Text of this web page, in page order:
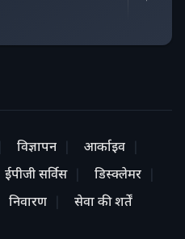
विज्ञापन
आर्काइव
ईपीजी सर्विस
डिस्क्लेमर
निवारण सेवा की शर्तें